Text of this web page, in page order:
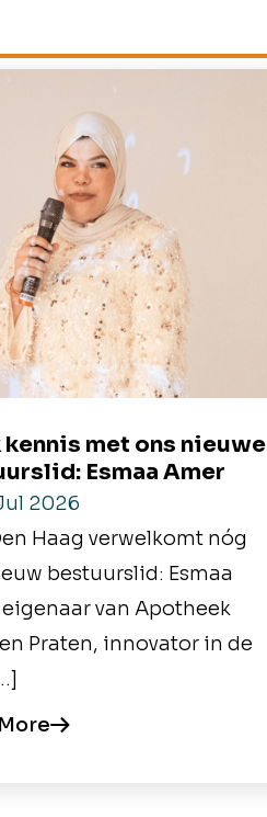
kennis met ons nieuwe
Esmaa Amer
2026
Haag verwelkomt nóg
bestuurslid: Esmaa
van Apotheek
Praten, innovator in de